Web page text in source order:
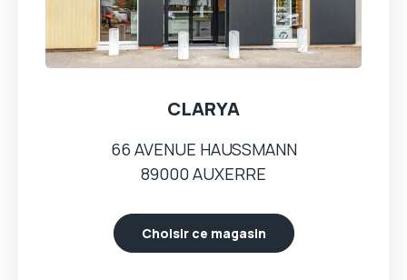
CLARYA
66 AVENUE HAUSSMANN
89000 AUXERRE
Choisir ce magasin